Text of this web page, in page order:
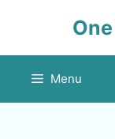
Menu